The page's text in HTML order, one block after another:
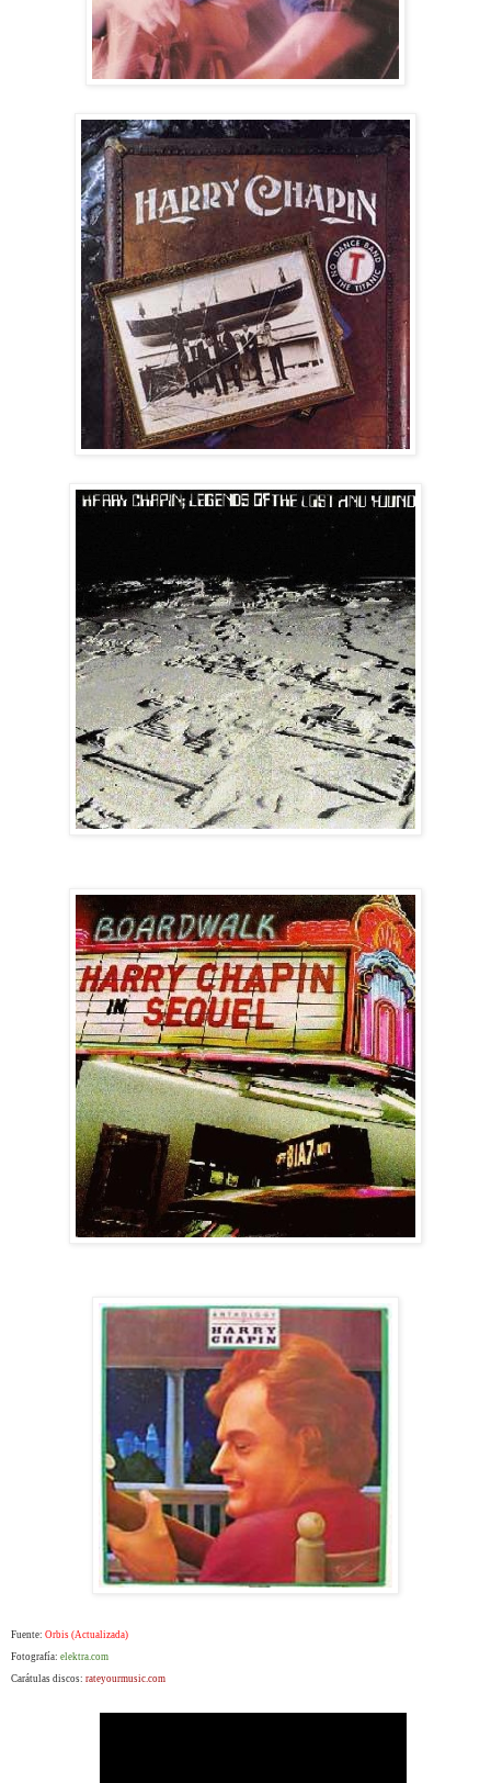
Fuente: Orbis (Actualizada)
Fotografía: elektra.com
Carátulas discos: rateyourmusic.com